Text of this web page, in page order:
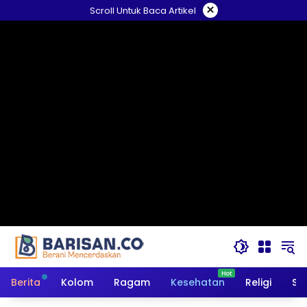
ke
Scroll Untuk Baca Artikel ×
Berita Kolom Ragam Kesehatan Religi